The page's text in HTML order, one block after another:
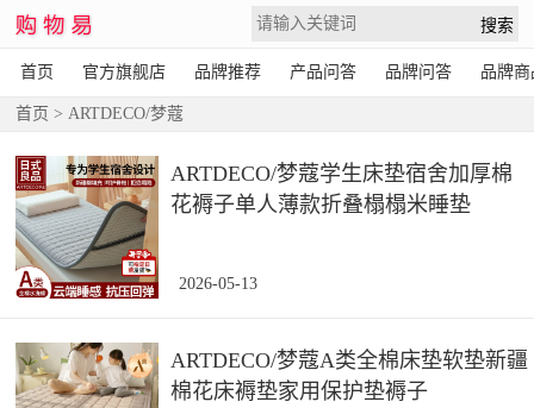
首页 官方旗舰店 品牌推荐 产品问答 品牌问答 品牌商
首页 > ARTDECO/梦蔻
ARTDECO/梦蔻学生床垫宿舍加厚棉
花褥子单人薄款折叠榻榻米睡垫
2026-05-13
ARTDECO/梦蔻A类全棉床垫软垫新疆
棉花床褥垫家用保护垫褥子